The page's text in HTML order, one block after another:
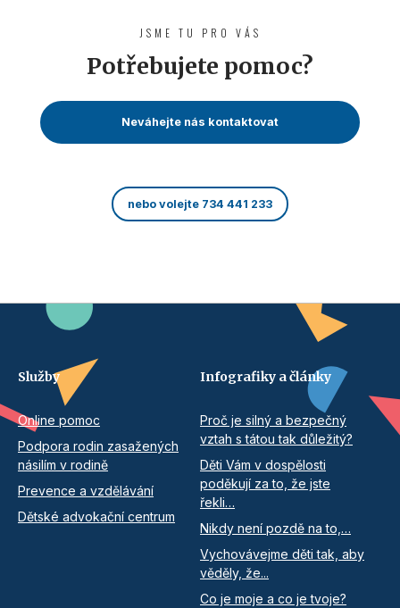
JSME TU PRO VÁS
Potřebujete pomoc?
Neváhejte nás kontaktovat
nebo volejte 734 441 233
Služby
Online pomoc
Podpora rodin zasažených
násilím v rodině
Prevence a vzdělávání
Dětské advokační centrum
Infografiky a články
Proč je silný a bezpečný
vztah s tátou tak důležitý?
Děti Vám v dospělosti
poděkují za to, že jste
řekli…
Nikdy není pozdě na to,…
Vychovávejme děti tak, aby
věděly, že...
Co je moje a co je tvoje?